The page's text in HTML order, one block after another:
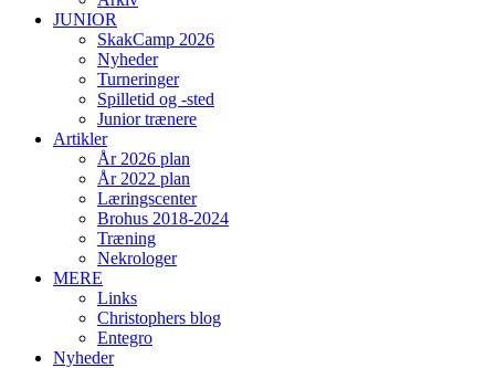
JUNIOR
SkakCamp 2026
Nyheder
Turneringer
Spilletid og -sted
Junior trænere
Artikler
År 2026 plan
År 2022 plan
Læringscenter
Brohus 2018-2024
Træning
Nekrologer
MERE
Links
Christophers blog
Entegro
Nyheder